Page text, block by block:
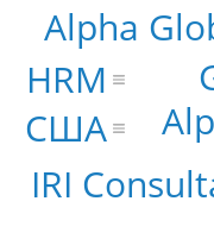
IRI
Alpha
HRM
США